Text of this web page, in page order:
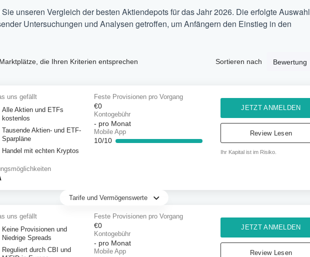
unseren Vergleich der besten Aktiendepots für das Jahr 2026. Die erfolgte Auswahl
Untersuchungen und Analysen getroffen, um Anfängern den Einstieg in den
Sortieren nach
Marktplätze, die Ihren Kriterien entsprechen
uns gefällt
Alle Aktien und ETFs
kostenlos
Tausende Aktien- und ETF-
Sparpläne
Handel mit echten Kryptos
Feste Provisionen pro Vorgang
€0
Kontogebühr
- pro Monat
Mobile App
10/10
JETZT ANMELDEN
Review Lesen
Ihr Kapital ist im Risiko.
Tarife und Vermögenswerte
uns gefällt
Keine Provisionen und
Niedrige Spreads
Reguliert durch CBI und
Feste Provisionen pro Vorgang
€0
Kontogebühr
- pro Monat
Mobile App
JETZT ANMELDEN
Review Lesen